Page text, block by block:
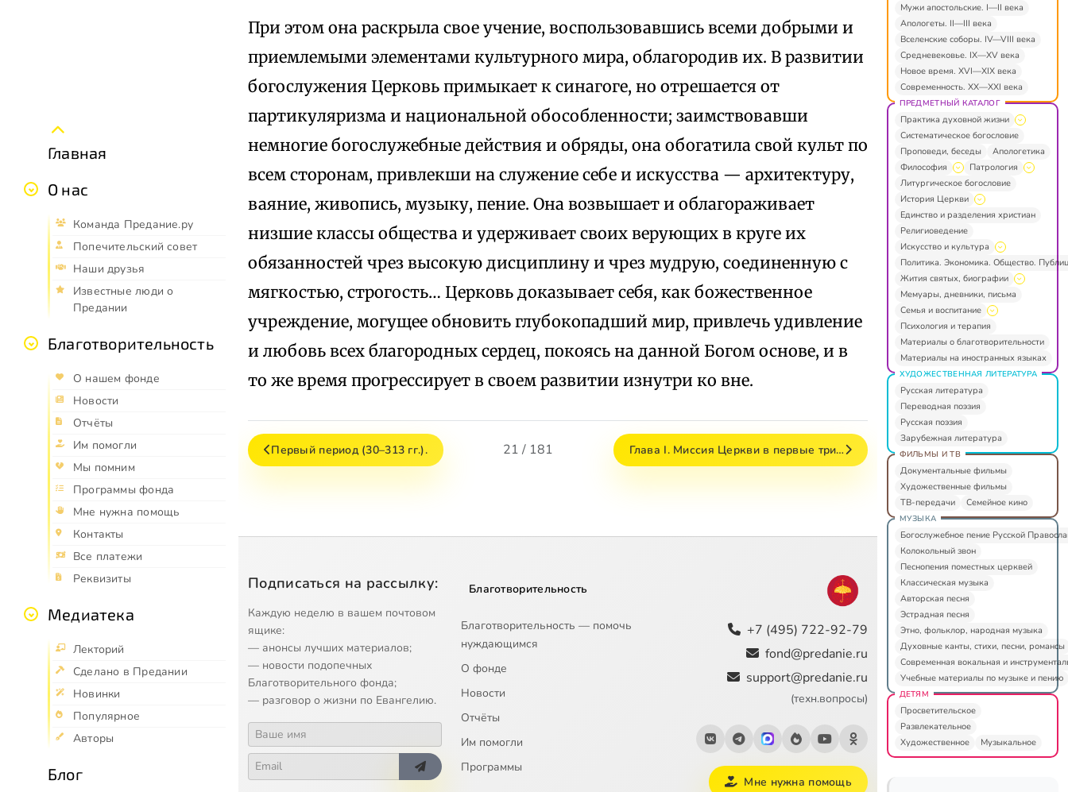
Главная
О нас
Команда Предание.ру
Попечительский совет
Наши друзья
Известные люди о
Предании
Благотворительность
О нашем фонде
Новости
Отчёты
Им помогли
Мы помним
Программы фонда
Мне нужна помощь
Контакты
Все платежи
Реквизиты
Медиатека
Лекторий
Сделано в Предании
Новинки
Популярное
Авторы
Блог
При этом она раскрыла свое учение, воспользовавшись всеми добрыми и
приемлемыми элементами культурного мира, облагородив их. В развитии
богослужения Церковь примыкает к синагоге, но отрешается от
партикуляризма и национальной обособленности; заимствовавши
немногие богослужебные действия и обряды, она обогатила свой культ по
всем сторонам, привлекши на служение себе и искусства — архитектуру,
ваяние, живопись, музыку, пение. Она возвышает и облагораживает
низшие классы общества и удерживает своих верующих в круге их
обязанностей чрез высокую дисциплину и чрез мудрую, соединенную с
мягкостью, строгость… Церковь доказывает себя, как божественное
учреждение, могущее обновить глубокопадший мир, привлечь удивление
и любовь всех благородных сердец, покоясь на данной Богом основе, и в
то же время прогрессирует в своем развитии изнутри ко вне.
Первый период (30–313 гг.). 21 / 181 Глава I. Миссия Церкви в первые три…
Подписаться на рассылку:
Каждую неделю в вашем почтовом
ящике:
— анонсы лучших материалов;
— новости подопечных
Благотворительного фонда;
— разговор о жизни по Евангелию.
Благотворительность
Благотворительность — помочь
нуждающимся
О фонде
Новости
Отчёты
Им помогли
Программы
+7 (495) 722-92-79
fond@predanie.ru
support@predanie.ru
(техн.вопросы)
Мне нужна помощь
Мужи апостольские. I—II века
Апологеты. II—III века
Вселенские соборы. IV—VIII века
Средневековье. IX—XV века
Новое время. XVI—XIX века
Современность. XX—XXI века
ПРЕДМЕТНЫЙ КАТАЛОГ
Практика духовной жизни
Систематическое богословие
Проповеди, беседы
Апологетика
Философия
Патрология
Литургическое богословие
История Церкви
Единство и разделения христиан
Религиоведение
Искусство и культура
Политика. Экономика. Общество.
Жития святых, биографии
Мемуары, дневники, письма
Семья и воспитание
Психология и терапия
Материалы о благотворительности
Материалы на иностранных языках
ХУДОЖЕСТВЕННАЯ ЛИТЕРАТУРА
Русская литература
Переводная поэзия
Русская поэзия
Зарубежная литература
ФИЛЬМЫ И ТВ
Документальные фильмы
Художественные фильмы
ТВ-передачи
Семейное кино
МУЗЫКА
Богослужебное пение Русской
Колокольный звон
Песнопения поместных церквей
Классическая музыка
Авторская песня
Эстрадная песня
Этно, фольклор, народная музыка
Духовные канты, стихи, песни, романсы
Современная вокальная и
Учебные материалы по музыке и пению
ДЕТЯМ
Просветительское
Развлекательное
Художественное
Музыкальное